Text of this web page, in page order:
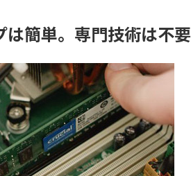
は簡単。専門技術は不要